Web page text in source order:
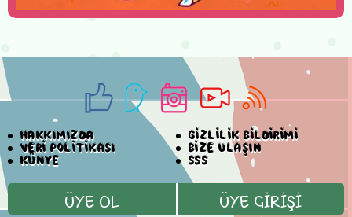
HAKKIMIZDA
GİZLİLİK BİLDİRİMİ
VERİ POLİTİKASI
BİZE ULAŞIN
KÜNYE
SSS
ÜYE OL ÜYE GİRİŞİ